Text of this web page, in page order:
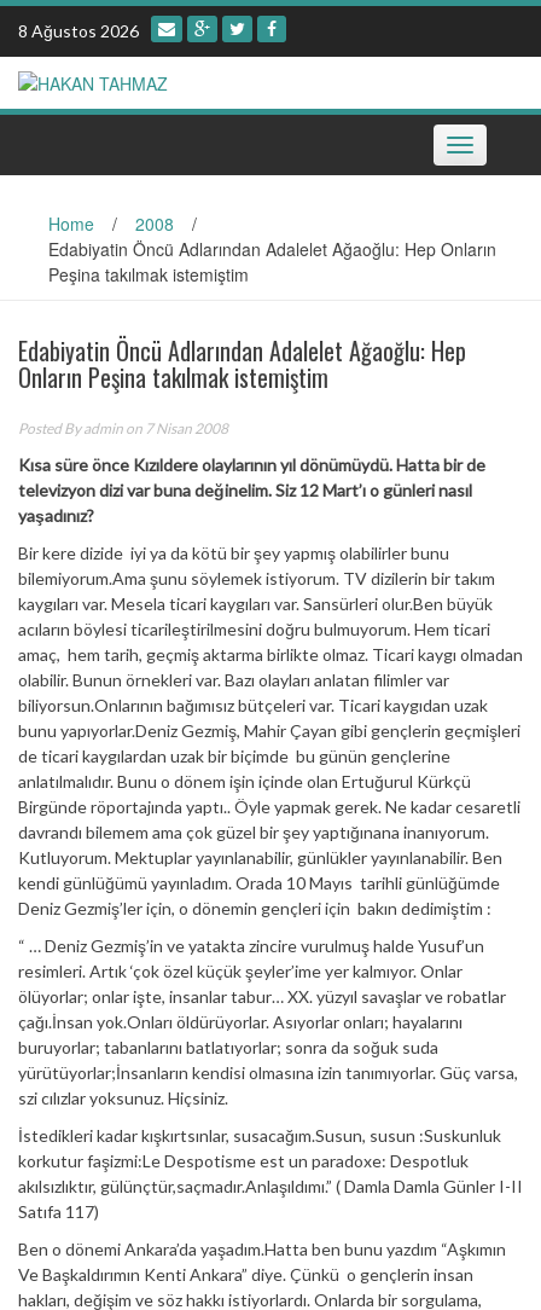
Skip
content
8 Ağustos 2026
Toggle
navigation
Home / 2008
/
Edabiyatin Öncü Adlarından Adalelet Ağaoğlu: Hep Onların
Peşina takılmak istemiştim
Edabiyatin Öncü Adlarından Adalelet Ağaoğlu: Hep
Onların Peşina takılmak istemiştim
Posted Byadmin on 7 Nisan 2008
Kısa süre önce Kızıldere olaylarının yıl dönümüydü. Hatta bir de
televizyon dizi var buna değinelim. Siz 12 Mart’ı o günleri nasıl
yaşadınız?
Bir kere dizide iyi ya da kötü bir şey yapmış olabilirler bunu
bilemiyorum.Ama şunu söylemek istiyorum. TV dizilerin bir takım
kaygıları var. Mesela ticari kaygıları var. Sansürleri olur.Ben büyük
acıların böylesi ticarileştirilmesini doğru bulmuyorum. Hem ticari
amaç, hem tarih, geçmiş aktarma birlikte olmaz. Ticari kaygı olmadan
olabilir. Bunun örnekleri var. Bazı olayları anlatan filimler var
biliyorsun.Onlarının bağımısız bütçeleri var. Ticari kaygıdan uzak
bunu yapıyorlar.Deniz Gezmiş, Mahir Çayan gibi gençlerin geçmişleri
de ticari kaygılardan uzak bir biçimde bu günün gençlerine
anlatılmalıdır. Bunu o dönem işin içinde olan Ertuğurul Kürkçü
Birgünde röportajında yaptı.. Öyle yapmak gerek. Ne kadar cesaretli
davrandı bilemem ama çok güzel bir şey yaptığınana inanıyorum.
Kutluyorum. Mektuplar yayınlanabilir, günlükler yayınlanabilir. Ben
kendi günlüğümü yayınladım. Orada 10 Mayıs tarihli günlüğümde
Deniz Gezmiş’ler için, o dönemin gençleri için bakın dedimiştim :
“ … Deniz Gezmiş’in ve yatakta zincire vurulmuş halde Yusuf’un
resimleri. Artık ‘çok özel küçük şeyler’ime yer kalmıyor. Onlar
ölüyorlar; onlar işte, insanlar tabur… XX. yüzyıl savaşlar ve robatlar
çağı.İnsan yok.Onları öldürüyorlar. Asıyorlar onları; hayalarını
buruyorlar; tabanlarını batlatıyorlar; sonra da soğuk suda
yürütüyorlar;İnsanların kendisi olmasına izin tanımıyorlar. Güç varsa,
szi cılızlar yoksunuz. Hiçsiniz.
İstedikleri kadar kışkırtsınlar, susacağım.Susun, susun :Suskunluk
korkutur faşizmi:Le Despotisme est un paradoxe: Despotluk
akılsızlıktır, gülünçtür,saçmadır.Anlaşıldımı.” ( Damla Damla Günler I-II
Satıfa 117)
Ben o dönemi Ankara’da yaşadım.Hatta ben bunu yazdım “Aşkımın
Ve Başkaldırımın Kenti Ankara” diye. Çünkü o gençlerin insan
hakları, değişim ve söz hakkı istiyorlardı. Onlarda bir sorgulama,